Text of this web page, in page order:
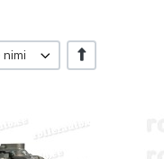
+/-